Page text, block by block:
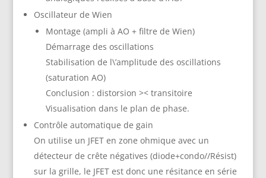
Oscillateur de Wien
Montage (ampli à AO + filtre de Wien)
Démarrage des oscillations
Stabilisation de l\’amplitude des oscillations
(saturation AO)
Conclusion : distorsion >< transitoire
Visualisation dans le plan de phase.
Contrôle automatique de gain
On utilise un JFET en zone ohmique avec un
détecteur de crête négatives (diode+condo//Résist)
sur la grille, le JFET est donc une résitance en série